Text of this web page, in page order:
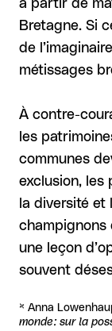
à partir de
Bretagne. Si
de
métissages
À contre-
les
communes
exclusion, les
la diversité et
champignons
une leçon
souvent
* Anna
monde : sur la